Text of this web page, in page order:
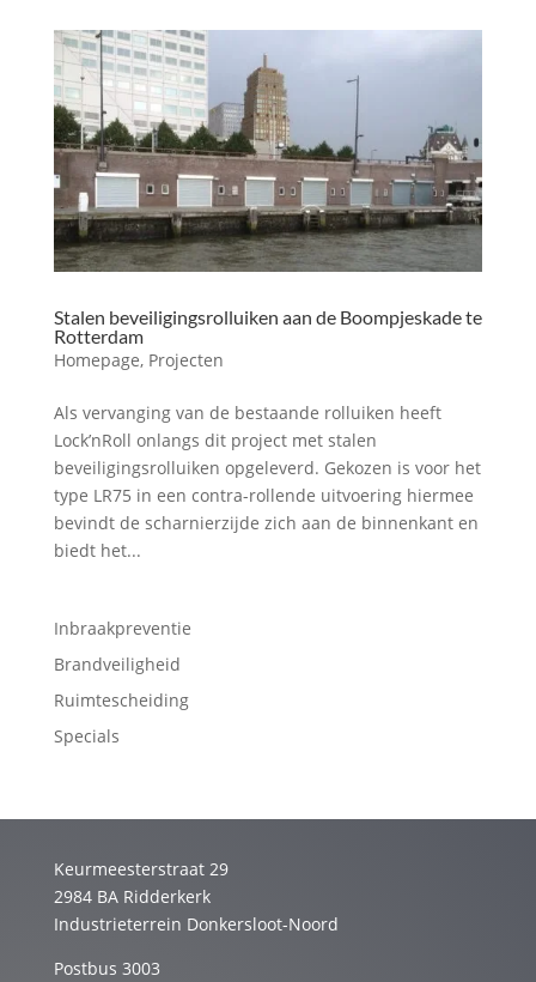
Stalen beveiligingsrolluiken aan de Boompjeskade te
Rotterdam
Homepage, Projecten
Als vervanging van de bestaande rolluiken heeft
Lock’nRoll onlangs dit project met stalen
beveiligingsrolluiken opgeleverd. Gekozen is voor het
type LR75 in een contra-rollende uitvoering hiermee
bevindt de scharnierzijde zich aan de binnenkant en
biedt het...
Inbraakpreventie
Brandveiligheid
Ruimtescheiding
Specials
Keurmeesterstraat 29
2984 BA Ridderkerk
Industrieterrein Donkersloot-Noord
Postbus 3003